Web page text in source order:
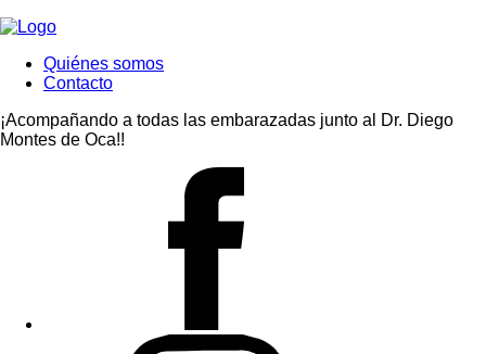
Quiénes somos
Contacto
¡Acompañando a todas las embarazadas junto al Dr. Diego
Montes de Oca!!